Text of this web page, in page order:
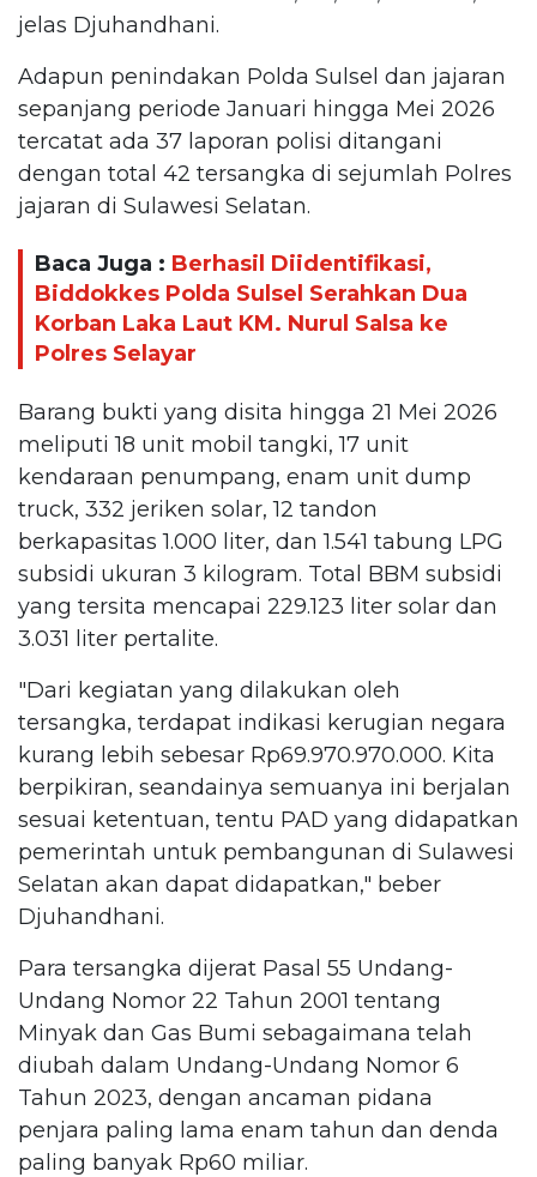
jelas Djuhandhani.
Adapun penindakan Polda Sulsel dan jajaran
sepanjang periode Januari hingga Mei 2026
tercatat ada 37 laporan polisi ditangani
dengan total 42 tersangka di sejumlah Polres
jajaran di Sulawesi Selatan.
Baca Juga : Berhasil Diidentifikasi,
Biddokkes Polda Sulsel Serahkan Dua
Korban Laka Laut KM. Nurul Salsa ke
Polres Selayar
Barang bukti yang disita hingga 21 Mei 2026
meliputi 18 unit mobil tangki, 17 unit
kendaraan penumpang, enam unit dump
truck, 332 jeriken solar, 12 tandon
berkapasitas 1.000 liter, dan 1.541 tabung LPG
subsidi ukuran 3 kilogram. Total BBM subsidi
yang tersita mencapai 229.123 liter solar dan
3.031 liter pertalite.
"Dari kegiatan yang dilakukan oleh
tersangka, terdapat indikasi kerugian negara
kurang lebih sebesar Rp69.970.970.000. Kita
berpikiran, seandainya semuanya ini berjalan
sesuai ketentuan, tentu PAD yang didapatkan
pemerintah untuk pembangunan di Sulawesi
Selatan akan dapat didapatkan," beber
Djuhandhani.
Para tersangka dijerat Pasal 55 Undang-
Undang Nomor 22 Tahun 2001 tentang
Minyak dan Gas Bumi sebagaimana telah
diubah dalam Undang-Undang Nomor 6
Tahun 2023, dengan ancaman pidana
penjara paling lama enam tahun dan denda
paling banyak Rp60 miliar.